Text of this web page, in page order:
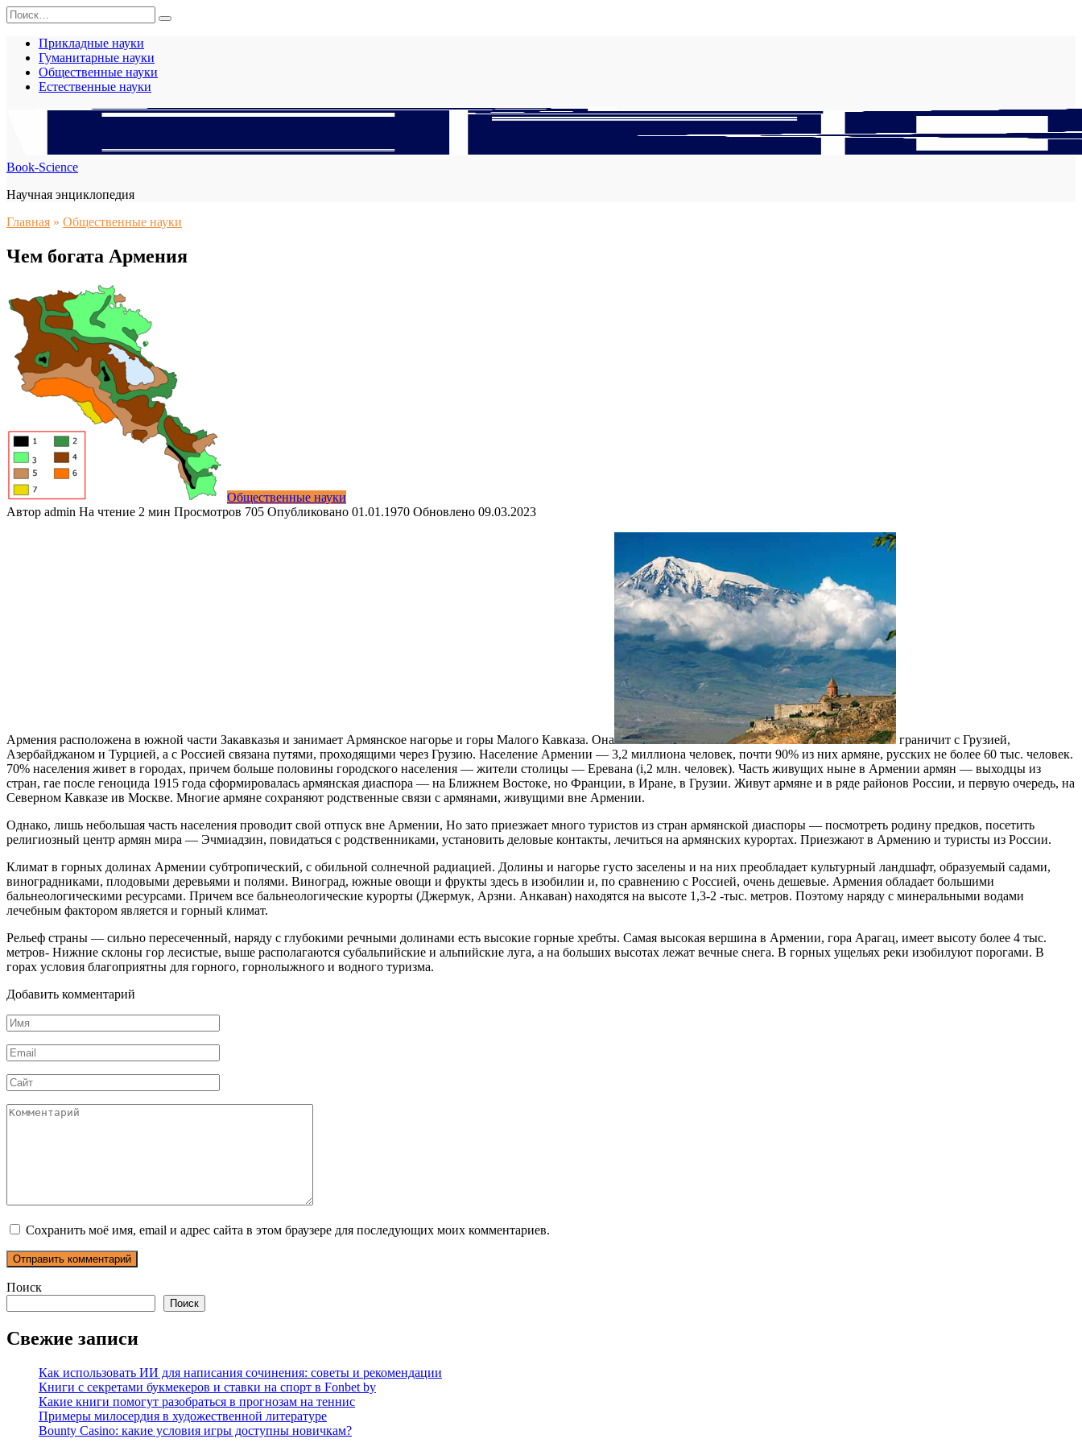
Перейти
к
содержанию
Search
for:
Прикладные науки
Гуманитарные науки
Общественные науки
Естественные науки
Book-Science
Научная энциклопедия
Главная » Общественные науки
Чем богата Армения
Общественные науки
Автор admin На чтение 2 мин Просмотров 705 Опубликовано 01.01.1970 Обновлено 09.03.2023
Армения расположена в южной части Закавказья и занимает Армянское нагорье и горы Малого Кавказа. Она
граничит с Грузией,
Азербайджаном и Турцией, а с Россией связана путями, проходящими через Грузию. Население Армении — 3,2 миллиона человек, почти 90% из них армяне, русских не более 60 тыс. человек.
70% населения живет в городах, причем больше половины городского населения — жители столицы — Еревана (i,2 млн. человек). Часть живущих ныне в Армении армян — выходцы из
стран, гае после геноцида 1915 года сформировалась армянская диаспора — на Ближнем Востоке, но Франции, в Иране, в Грузии. Живут армяне и в ряде районов России, и первую очередь, на
Северном Кавказе ив Москве. Многие армяне сохраняют родственные связи с армянами, живущими вне Армении.
Однако, лишь небольшая часть населения проводит свой отпуск вне Армении, Но зато приезжает много туристов из стран армянской диаспоры — посмотреть родину предков, посетить
религиозный центр армян мира — Эчмиадзин, повидаться с родственниками, установить деловые контакты, лечиться на армянских курортах. Приезжают в Армению и туристы из России.
Климат в горных долинах Армении субтропический, с обильной солнечной радиацией. Долины и нагорье густо заселены и на них преобладает культурный ландшафт, образуемый садами,
виноградниками, плодовыми деревьями и полями. Виноград, южные овощи и фрукты здесь в изобилии и, по сравнению с Россией, очень дешевые. Армения обладает большими
бальнеологическими ресурсами. Причем все бальнеологические курорты (Джермук, Арзни. Анкаван) находятся на высоте 1,3-2 -тыс. метров. Поэтому наряду с минеральными водами
лечебным фактором является и горный климат.
Рельеф страны — сильно пересеченный, наряду с глубокими речными долинами есть высокие горные хребты. Самая высокая вершина в Армении, гора Арагац, имеет высоту более 4 тыс.
метров- Нижние склоны гор лесистые, выше располагаются субальпийские и альпийские луга, а на больших высотах лежат вечные снега. В горных ущельях реки изобилуют порогами. В
горах условия благоприятны для горного, горнолыжного и водного туризма.
Добавить комментарий
Имя
*
Email
*
Сайт
Комментарий
Сохранить моё имя, email и адрес сайта в этом браузере для последующих моих комментариев.
Поиск
Поиск
Свежие записи
Как использовать ИИ для написания сочинения: советы и рекомендации
Книги с секретами букмекеров и ставки на спорт в Fonbet by
Какие книги помогут разобраться в прогнозам на теннис
Примеры милосердия в художественной литературе
Bounty Casino: какие условия игры доступны новичкам?